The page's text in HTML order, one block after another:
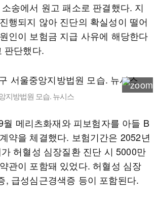
송에서 원고 패소로 판결했다. 지
행되지 않아 진단의 확실성이 떨어
인이 보험금 지급 사유에 해당한다
판단했다.
지방법원 모습. 뉴시스
메리츠화재와 피보험자를 아들 B
약을 체결했다. 보험기간은 2052년
허혈성 심장질환 진단 시 5000만
관이 포함돼 있었다. 허혈성 심장
, 급성심근경색증 등이 포함된다.